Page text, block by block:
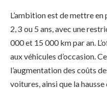
L’ambition est de mettre
2, 3 ou 5 ans, avec une
000 et 15 000 km par an.
aux véhicules d’occasion.
l’augmentation des coûts
voitures, ainsi que la